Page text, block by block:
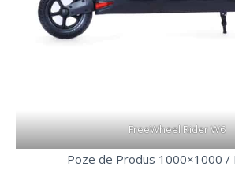
FreeWheel Rider W6
Poze de Produs 1000×1000 /